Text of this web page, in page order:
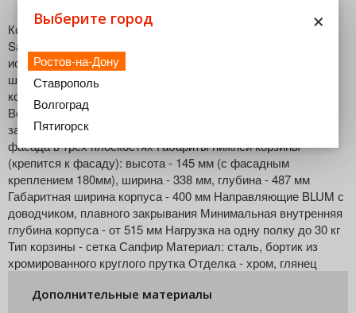
Корзина выдвижная нижняя с фасадным креплением Vauth-
Sagel Sapfir применяется как механизм для эффективного
использования внутреннего пространства нижних тумб и
шкафов-колонн Полное выдвижение корзины обеспечивает
комфортный доступ и отличный обзор содержимого
Встроенный демпфер гарантирует мягкое равномерное
задвижение корзины Удобная регулировка положения
фасада в трех плоскостях Габариты нижней корзины
(крепится к фасаду): высота - 145 мм (с фасадным
креплением 180мм), ширина - 338 мм, глубина - 487 мм
Габаритная ширина корпуса - 400 мм Направляющие BLUM с
доводчиком, плавного закрывания Минимальная внутренняя
глубина корпуса - от 515 мм Нагрузка на одну полку до 30 кг
Тип корзины - сетка Сапфир Материал: сталь, бортик из
хромированного круглого прутка Отделка - хром, глянец
Дополнительные материалы
×
Выберите город
Ростов-на-Дону
Ставрополь
Волгоград
Пятигорск